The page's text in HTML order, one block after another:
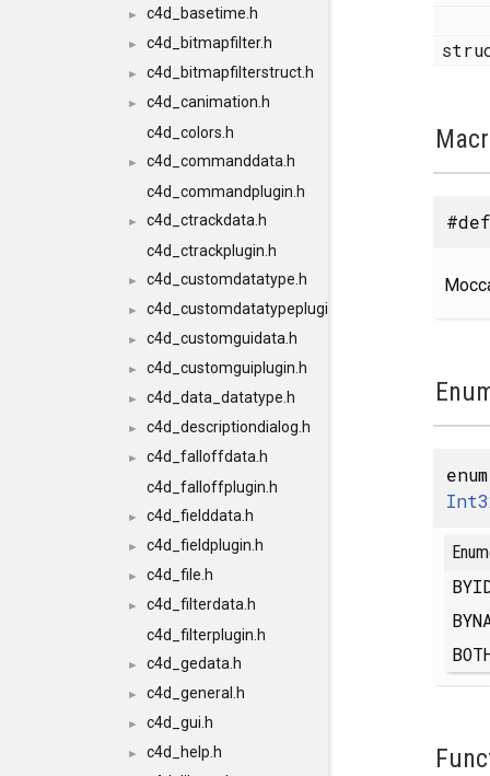
► c4d_basetime.h
► c4d_bitmapfilter.h
► c4d_bitmapfilterstruct.h
►
c4d_canimation.h
c4d_colors.h
►
c4d_commanddata.h
c4d_commandplugin.h
►
c4d_ctrackdata.h
c4d_ctrackplugin.h
► c4d_customdatatype.h
► c4d_customdatatypeplugin.h
► c4d_customguidata.h
► c4d_customguiplugin.h
► c4d_data_datatype.h
► c4d_descriptiondialog.h
►
c4d_falloffdata.h
c4d_falloffplugin.h
► c4d_fielddata.h
► c4d_fieldplugin.h
► c4d_file.h
►
c4d_filterdata.h
c4d_filterplugin.h
► c4d_gedata.h
► c4d_general.h
► c4d_gui.h
►
c4d_help.h